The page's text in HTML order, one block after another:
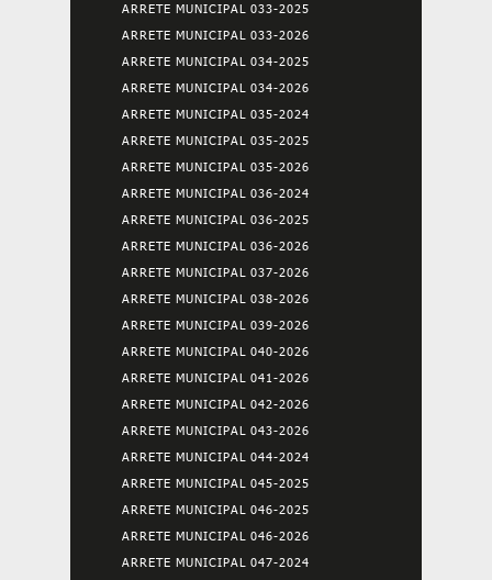
ARRETE MUNICIPAL 033-2025
ARRETE MUNICIPAL 033-2026
ARRETE MUNICIPAL 034-2025
ARRETE MUNICIPAL 034-2026
ARRETE MUNICIPAL 035-2024
ARRETE MUNICIPAL 035-2025
ARRETE MUNICIPAL 035-2026
ARRETE MUNICIPAL 036-2024
ARRETE MUNICIPAL 036-2025
ARRETE MUNICIPAL 036-2026
ARRETE MUNICIPAL 037-2026
ARRETE MUNICIPAL 038-2026
ARRETE MUNICIPAL 039-2026
ARRETE MUNICIPAL 040-2026
ARRETE MUNICIPAL 041-2026
ARRETE MUNICIPAL 042-2026
ARRETE MUNICIPAL 043-2026
ARRETE MUNICIPAL 044-2024
ARRETE MUNICIPAL 045-2025
ARRETE MUNICIPAL 046-2025
ARRETE MUNICIPAL 046-2026
ARRETE MUNICIPAL 047-2024